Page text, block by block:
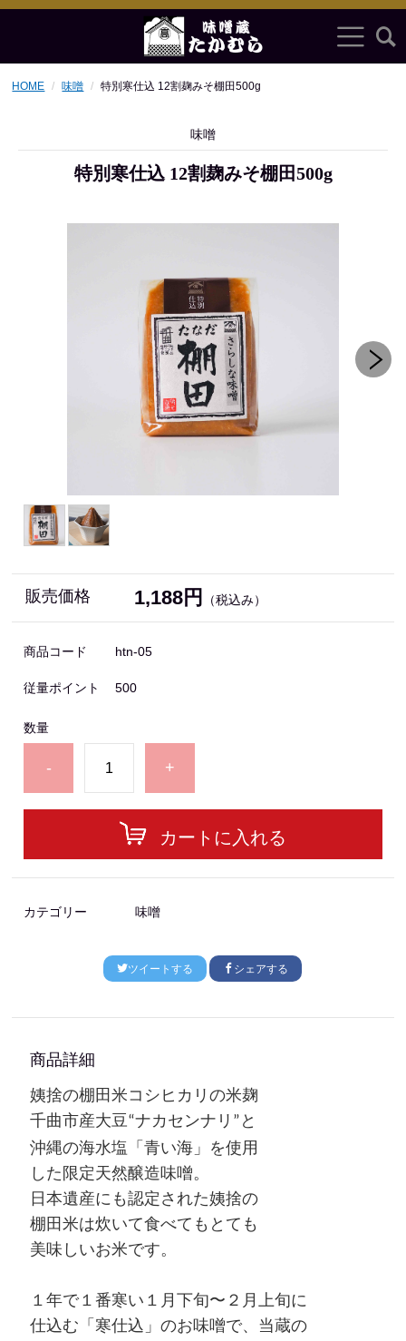
HOME 味噌 特別寒仕込 12割麹みそ棚田500g
味噌
特別寒仕込 12割麹みそ棚田500g
販売価格 1,188円 （税込み）
商品コード htn-05
従量ポイント 500
数量
- +
カートに入れる
カテゴリー 味噌
ツイートする シェアする
商品詳細
姨捨の棚田米コシヒカリの米麹
千曲市産大豆“ナカセンナリ ”と
沖縄の海水塩「青い海」を使用
した 限定天然醸造味噌。
日本遺産にも認定された姨捨の
棚田米は炊いて食べても とても
美味 しいお米です。
１年で１番寒い １ 月下旬〜 ２ 月上旬に
仕込む 「寒仕込」のお味噌で、 当蔵の